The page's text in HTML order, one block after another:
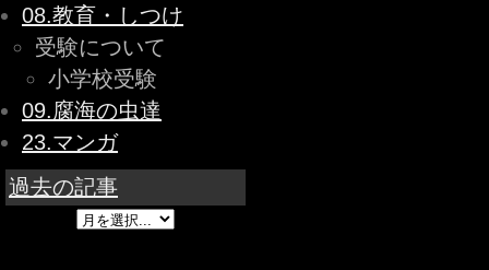
08.教育・しつけ
受験について
小学校受験
09.腐海の虫達
23.マンガ
過去の記事